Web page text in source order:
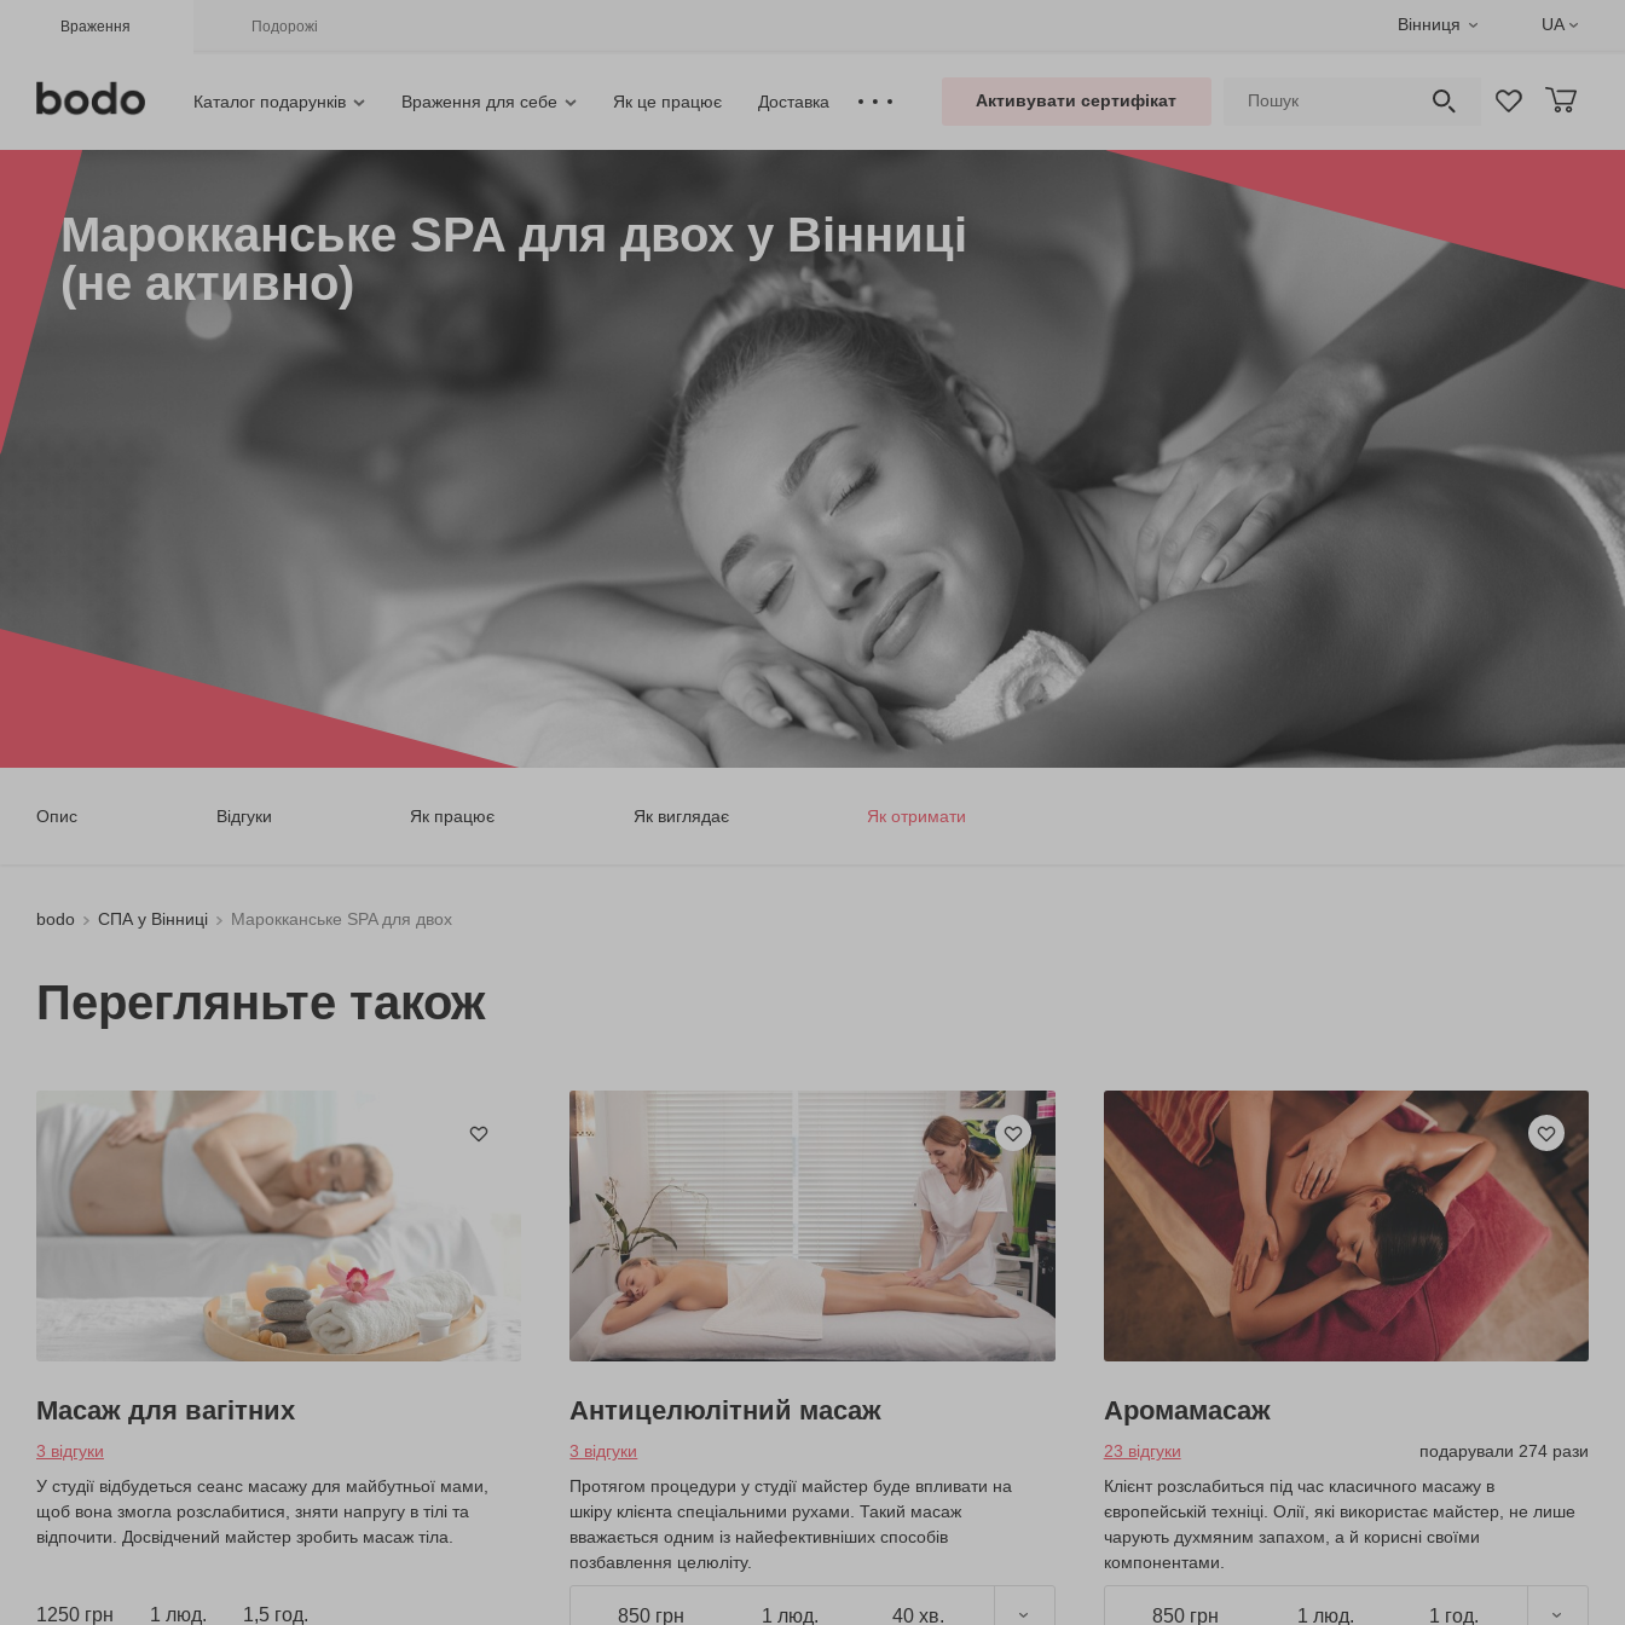
Враження Подорожі Вінниця UA
Каталог подарунків Враження для себе Як це працює Доставка Активувати сертифікат
Марокканське SPA для двох у Вінниці
(не активно)
Опис Відгуки Як працює Як виглядає Як отримати
bodo СПА у Вінниці Марокканське SPA для двох
Перегляньте також
Масаж для вагітних
3 відгуки
У студії відбудеться сеанс масажу для майбутньої мами,
щоб вона змогла розслабитися, зняти напругу в тілі та
відпочити. Досвідчений майстер зробить масаж тіла.
1250 грн 1 люд. 1,5 год.
Антицелюлітний масаж
3 відгуки
Протягом процедури у студії майстер буде впливати на
шкіру клієнта спеціальними рухами. Такий масаж
вважається одним із найефективніших способів
позбавлення целюліту.
850 грн 1 люд. 40 хв.
Аромамасаж
23 відгуки
подарували 274 рази
Клієнт розслабиться під час класичного масажу в
європейській техніці. Олії, які використає майстер, не лише
чарують духмяним запахом, а й корисні своїми
компонентами.
850 грн 1 люд. 1 год.